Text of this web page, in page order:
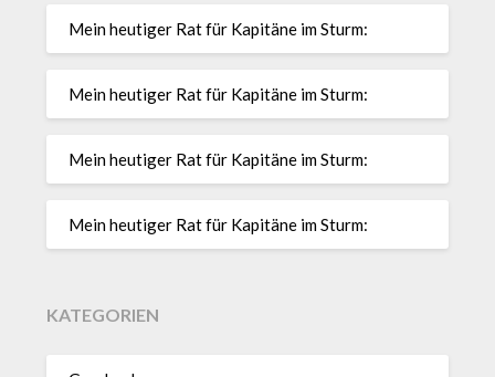
Mein heutiger Rat für Kapitäne im Sturm:
Mein heutiger Rat für Kapitäne im Sturm:
Mein heutiger Rat für Kapitäne im Sturm:
Mein heutiger Rat für Kapitäne im Sturm:
KATEGORIEN